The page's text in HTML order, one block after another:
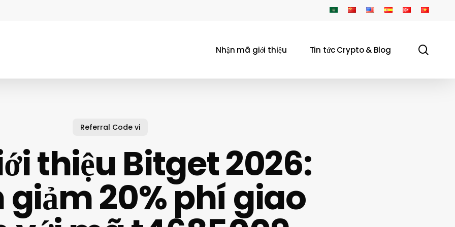
Nhận mã giới thiệu Tin tức Crypto & Blog
Referral Code vi
thiệu Bitget 2026:
giảm 20% phí giao